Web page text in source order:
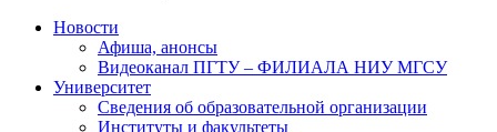
Новости
Афиша, анонсы
Видеоканал ПГТУ – ФИЛИАЛА НИУ МГСУ
Университет
Сведения об образовательной организации
Институты и факультеты